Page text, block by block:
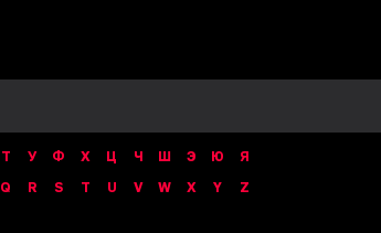
Т У Ф Х Ц Ч Ш Э Ю
Я
Q R S T U V W X Y Z